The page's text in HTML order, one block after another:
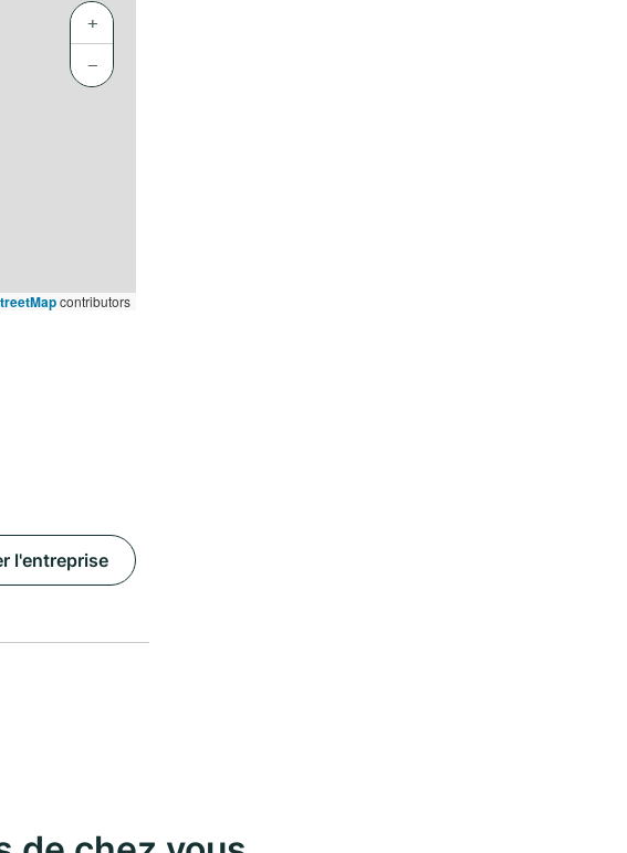
+
−
contributors
l'entreprise